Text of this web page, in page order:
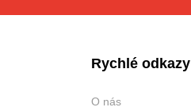
Rychlé odkazy
O nás